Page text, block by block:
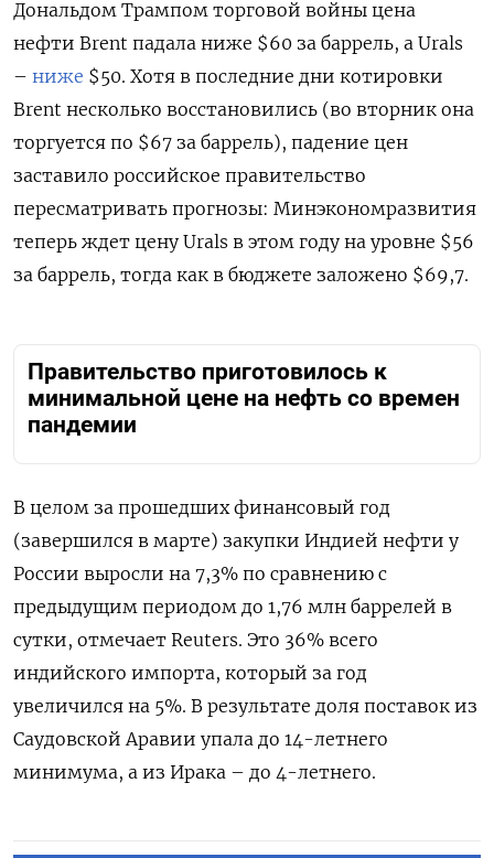
Дональдом Трампом торговой войны цена
нефти Brent падала ниже $60 за баррель, а Urals
– ниже $50. Хотя в последние дни котировки
Brent несколько восстановились (во вторник она
торгуется по $67 за баррель), падение цен
заставило российское правительство
пересматривать прогнозы: Минэкономразвития
теперь ждет цену Urals в этом году на уровне $56
за баррель, тогда как в бюджете заложено $69,7.
Правительство приготовилось к
минимальной цене на нефть со времен
пандемии
В целом за прошедших финансовый год
(завершился в марте) закупки Индией нефти у
России выросли на 7,3% по сравнению с
предыдущим периодом до 1,76 млн баррелей в
сутки, отмечает Reuters. Это 36% всего
индийского импорта, который за год
увеличился на 5%. В результате доля поставок из
Саудовской Аравии упала до 14-летнего
минимума, а из Ирака – до 4-летнего.